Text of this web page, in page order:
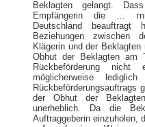
Beklagten gelangt.
Empfängerin die …
Deutschland beauftragt
Beziehungen zwischen
Klägerin und der
Obhut der Beklagten am
Rückbeförderung
möglicherweise
Rückbeförderungsauftrags
der Obhut der
unerheblich. Da die
Auftraggeberin einzuholen,